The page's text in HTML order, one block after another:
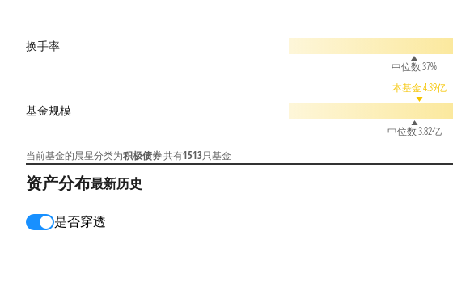
换手率
中位数 37%
基金规模
本基金 4.39亿
中位数 3.82亿
当前基金的晨星分类为积极债券共有1513只基金
资产分布最新历史
是否穿透